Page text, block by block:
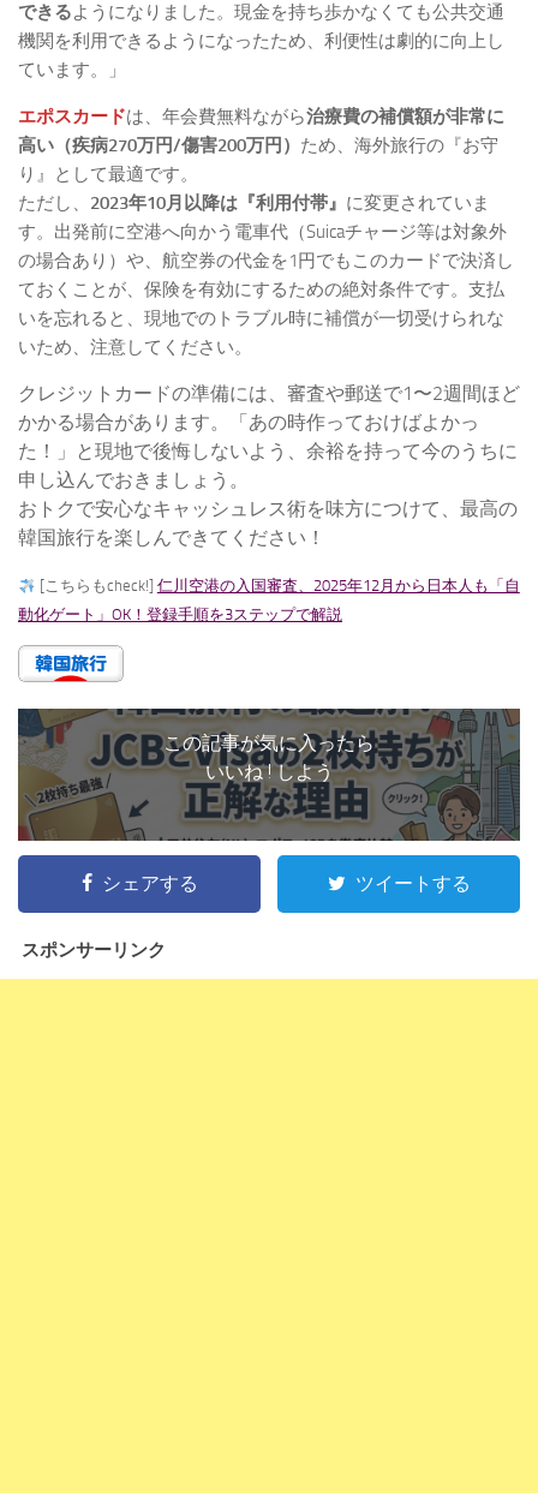
できるようになりました。現金を持ち歩かなくても公共交通
機関を利用できるようになったため、利便性は劇的に向上し
ています。」
エポスカードは、年会費無料ながら治療費の補償額が非常に
高い（疾病270万円/傷害200万円） ため、海外旅行の『お守
り』として最適です。
ただし、 2023年10月以降は『利用付帯』 に変更されていま
す。出発前に空港へ向かう電車代（Suicaチャージ等は対象外
の場合あり）や、航空券の代金を1円でもこのカードで決済し
ておくことが、保険を有効にするための絶対条件です。支払
いを忘れると、現地でのトラブル時に補償が一切受けられな
いため、注意してください。
クレジットカードの準備には、審査や郵送で1〜2週間ほど
かかる場合があります。「あの時作っておけばよかっ
た！」と現地で後悔しないよう、余裕を持って今のうちに
申し込んでおきましょう。
おトクで安心なキャッシュレス術を味方につけて、最高の
韓国旅行を楽しんできてください！
[こちらもcheck!] 仁川空港の入国審査、2025年12月から日本人も「自
動化ゲート」OK！登録手順を3ステップで解説
この記事が気に入ったら
いいね ! しよう
シェアする ツイートする
スポンサーリンク